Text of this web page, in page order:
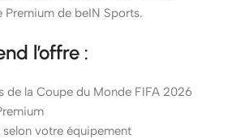
Premium de beIN Sports.
l’offre :
de la Coupe du Monde FIFA 2026
votre équipement